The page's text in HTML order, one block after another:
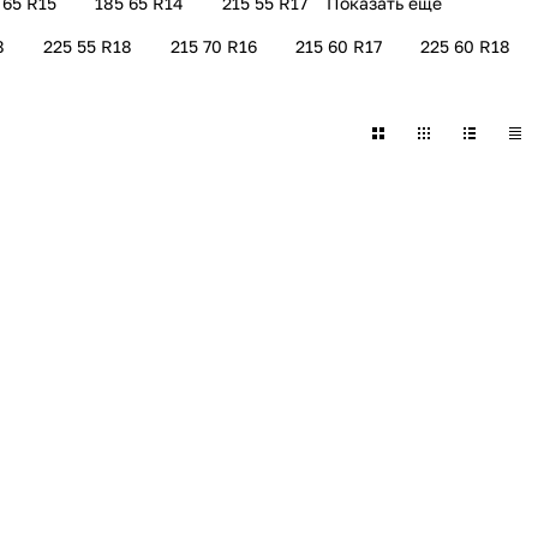
225 55 R18 215 70 R16 215 60 R17 225 60 R18